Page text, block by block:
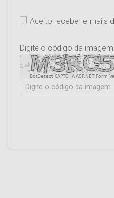
Aceito receber e-mails
Digite o código da imagem:
BotDetect CAPTCHA ASP.NET Form